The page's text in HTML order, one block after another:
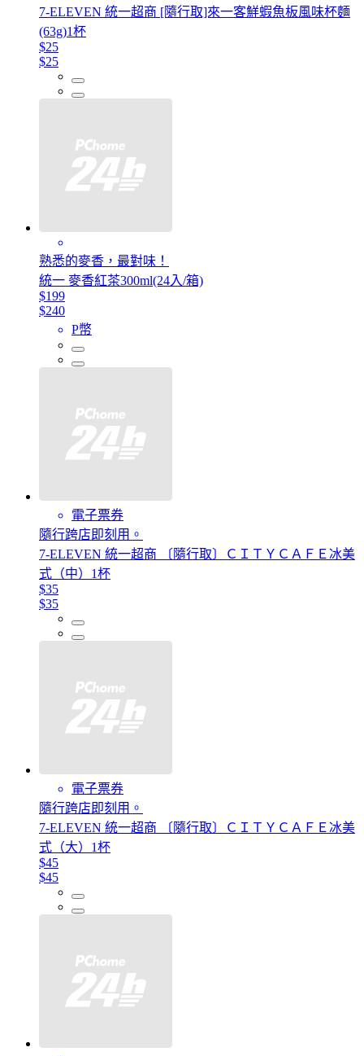
7-ELEVEN 統一超商 [隨行取]來一客鮮蝦魚板風味杯麵
(63g)1杯
$25
$25
熟悉的麥香，最對味！
統一 麥香紅茶300ml(24入/箱)
$199
$240
P幣
電子票券
隨行跨店即刻用。
7-ELEVEN 統一超商 〔隨行取〕ＣＩＴＹＣＡＦＥ冰美
式（中）1杯
$35
$35
電子票券
隨行跨店即刻用。
7-ELEVEN 統一超商 〔隨行取〕ＣＩＴＹＣＡＦＥ冰美
式（大）1杯
$45
$45